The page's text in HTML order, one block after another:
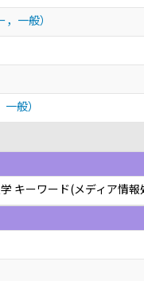
，一般）
般）
キーワード(メディア情